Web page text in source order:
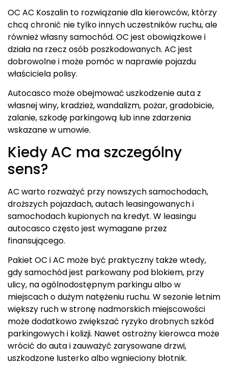
OC AC Koszalin to rozwiązanie dla kierowców, którzy
chcą chronić nie tylko innych uczestników ruchu, ale
również własny samochód. OC jest obowiązkowe i
działa na rzecz osób poszkodowanych. AC jest
dobrowolne i może pomóc w naprawie pojazdu
właściciela polisy.
Autocasco może obejmować uszkodzenie auta z
własnej winy, kradzież, wandalizm, pożar, gradobicie,
zalanie, szkodę parkingową lub inne zdarzenia
wskazane w umowie.
Kiedy AC ma szczególny
sens?
AC warto rozważyć przy nowszych samochodach,
droższych pojazdach, autach leasingowanych i
samochodach kupionych na kredyt. W leasingu
autocasco często jest wymagane przez
finansującego.
Pakiet OC i AC może być praktyczny także wtedy,
gdy samochód jest parkowany pod blokiem, przy
ulicy, na ogólnodostępnym parkingu albo w
miejscach o dużym natężeniu ruchu. W sezonie letnim
większy ruch w stronę nadmorskich miejscowości
może dodatkowo zwiększać ryzyko drobnych szkód
parkingowych i kolizji. Nawet ostrożny kierowca może
wrócić do auta i zauważyć zarysowane drzwi,
uszkodzone lusterko albo wgnieciony błotnik.